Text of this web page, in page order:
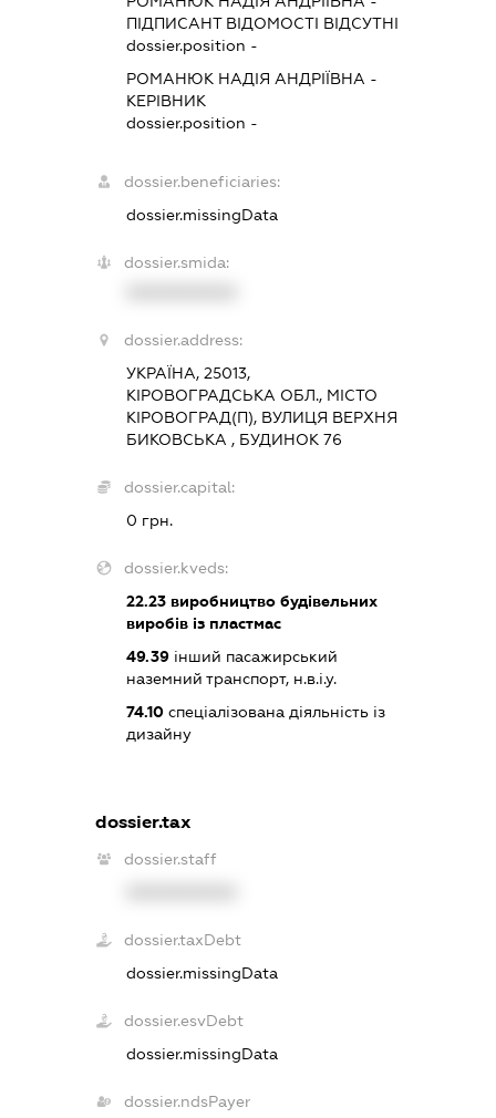
ПІДПИСАНТВІДОМОСТІ ВІДСУТНІ
dossier.position -
РОМАНЮК НАДІЯ АНДРІЇВНА -
КЕРІВНИК
dossier.position -
dossier.beneficiaries:
dossier.missingData
dossier.smida:
dossier.address:
УКРАЇНА, 25013,
КІРОВОГРАДСЬКА ОБЛ., МІСТО
КІРОВОГРАД(П), ВУЛИЦЯ ВЕРХНЯ
БИКОВСЬКА , БУДИНОК 76
dossier.capital:
0 грн.
dossier.kveds:
22.23виробництво будівельних
виробів із пластмас
49.39інший пасажирський
наземний транспорт, н.в.і.у.
74.10спеціалізована діяльність із
дизайну
dossier.tax
dossier.staff
dossier.taxDebt
dossier.missingData
dossier.esvDebt
dossier.missingData
dossier.ndsPayer